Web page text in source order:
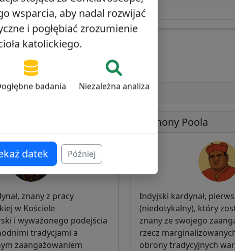
znany z pracy
w Kościele
i wyważonego podejścia
tradycjami a
zaangażowaniem
Anthony Poola
Indyjski kardynał,
(niedotykalny), który
znany ze swojego
rzecz
obrony tradycyjnych
wsparcia, aby nadal rozwijać
i pogłębiać zrozumienie
katolickiego.
badania Niezależna analiza
datek Później